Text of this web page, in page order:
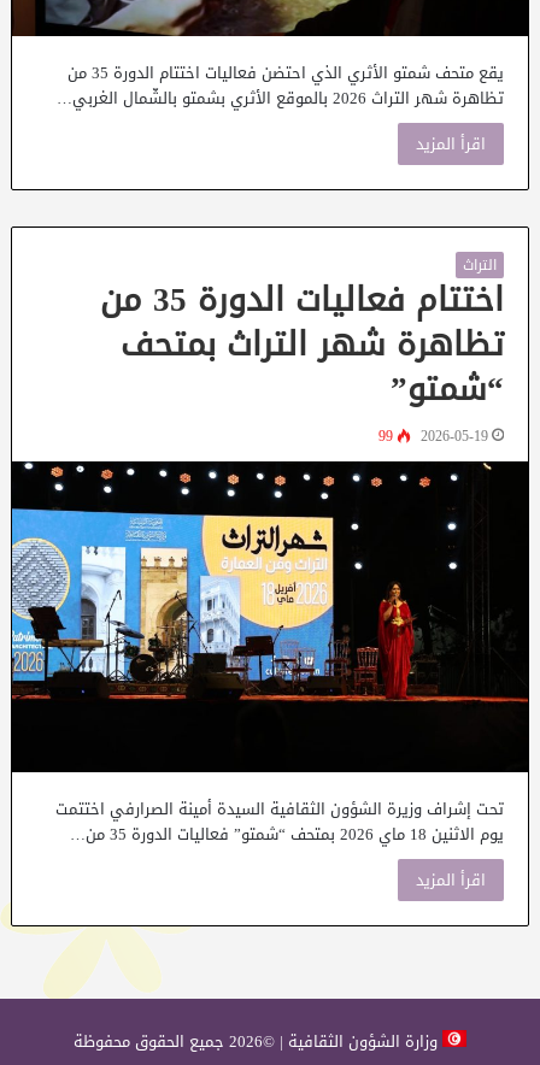
يقع متحف شمتو الأثري الذي احتضن فعاليات اختتام الدورة 35 من
تظاهرة شهر التراث 2026 بالموقع الأثري بشمتو بالشّمال الغربي…
اقرأ المزيد
التراث
اختتام فعاليات الدورة 35 من
تظاهرة شهر التراث بمتحف
“شمتو”
2026-05-19
99
تحت إشراف وزيرة الشؤون الثقافية السيدة أمينة الصرارفي اختتمت
يوم الاثنين 18 ماي 2026 بمتحف “شمتو” فعاليات الدورة 35 من…
اقرأ المزيد
وزارة الشؤون الثقافية | ©2026 جميع الحقوق محفوظة